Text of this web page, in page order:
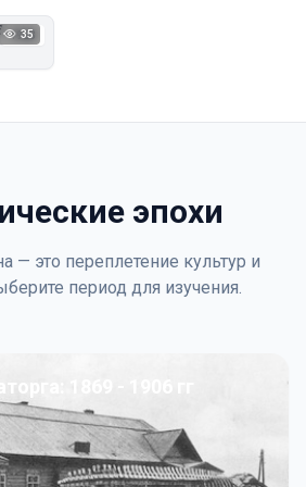
1923
35
эпохи
— это переплетение культур и
период для изучения.
1869 - 1906 гг